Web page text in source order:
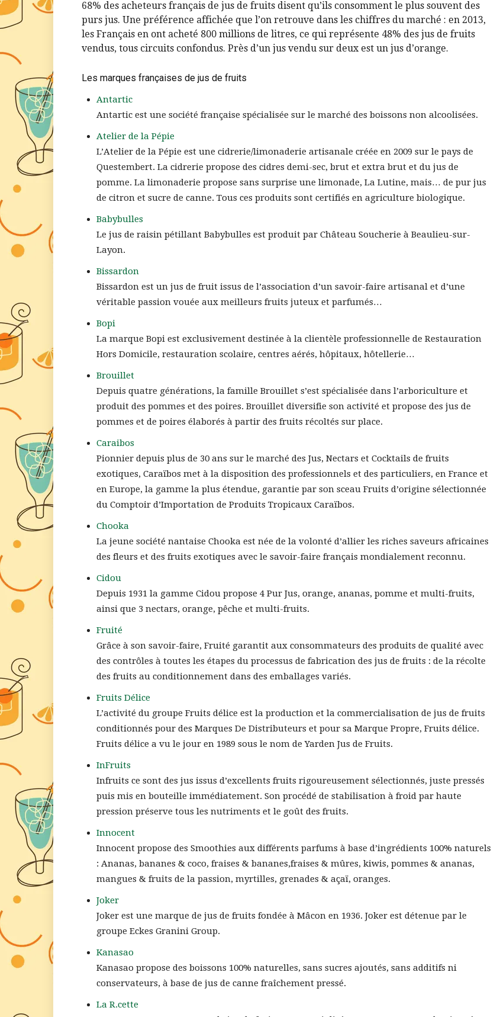
68% des acheteurs français de jus de fruits disent qu’ils consomment le plus souvent des
purs jus. Une préférence affichée que l’on retrouve dans les chiffres du marché : en 2013,
les Français en ont acheté 800 millions de litres, ce qui représente 48% des jus de fruits
vendus, tous circuits confondus. Près d’un jus vendu sur deux est un jus d’orange.
Les marques françaises de jus de fruits
Antartic
Antartic est une société française spécialisée sur le marché des boissons non alcoolisées.
Atelier de la Pépie
L’Atelier de la Pépie est une cidrerie/limonaderie artisanale créée en 2009 sur le pays de
Questembert. La cidrerie propose des cidres demi-sec, brut et extra brut et du jus de
pomme. La limonaderie propose sans surprise une limonade, La Lutine, mais… de pur jus
de citron et sucre de canne. Tous ces produits sont certifiés en agriculture biologique.
Babybulles
Le jus de raisin pétillant Babybulles est produit par Château Soucherie à Beaulieu-sur-
Layon.
Bissardon
Bissardon est un jus de fruit issus de l’association d’un savoir-faire artisanal et d’une
véritable passion vouée aux meilleurs fruits juteux et parfumés…
Bopi
La marque Bopi est exclusivement destinée à la clientèle professionnelle de Restauration
Hors Domicile, restauration scolaire, centres aérés, hôpitaux, hôtellerie…
Brouillet
Depuis quatre générations, la famille Brouillet s’est spécialisée dans l’arboriculture et
produit des pommes et des poires. Brouillet diversifie son activité et propose des jus de
pommes et de poires élaborés à partir des fruits récoltés sur place.
Caraibos
Pionnier depuis plus de 30 ans sur le marché des Jus, Nectars et Cocktails de fruits
exotiques, Caraïbos met à la disposition des professionnels et des particuliers, en France et
en Europe, la gamme la plus étendue, garantie par son sceau Fruits d’origine sélectionnée
du Comptoir d’Importation de Produits Tropicaux Caraïbos.
Chooka
La jeune société nantaise Chooka est née de la volonté d’allier les riches saveurs africaines
des fleurs et des fruits exotiques avec le savoir-faire français mondialement reconnu.
Cidou
Depuis 1931 la gamme Cidou propose 4 Pur Jus, orange, ananas, pomme et multi-fruits,
ainsi que 3 nectars, orange, pêche et multi-fruits.
Fruité
Grâce à son savoir-faire, Fruité garantit aux consommateurs des produits de qualité avec
des contrôles à toutes les étapes du processus de fabrication des jus de fruits : de la récolte
des fruits au conditionnement dans des emballages variés.
Fruits Délice
L’activité du groupe Fruits délice est la production et la commercialisation de jus de fruits
conditionnés pour des Marques De Distributeurs et pour sa Marque Propre, Fruits délice.
Fruits délice a vu le jour en 1989 sous le nom de Yarden Jus de Fruits.
InFruits
Infruits ce sont des jus issus d’excellents fruits rigoureusement sélectionnés, juste pressés
puis mis en bouteille immédiatement. Son procédé de stabilisation à froid par haute
pression préserve tous les nutriments et le goût des fruits.
Innocent
Innocent propose des Smoothies aux différents parfums à base d’ingrédients 100% naturels
: Ananas, bananes & coco, fraises & bananes,fraises & mûres, kiwis, pommes & ananas,
mangues & fruits de la passion, myrtilles, grenades & açaï, oranges.
Joker
Joker est une marque de jus de fruits fondée à Mâcon en 1936. Joker est détenue par le
groupe Eckes Granini Group.
Kanasao
Kanasao propose des boissons 100% naturelles, sans sucres ajoutés, sans additifs ni
conservateurs, à base de jus de canne fraîchement pressé.
La R.cette